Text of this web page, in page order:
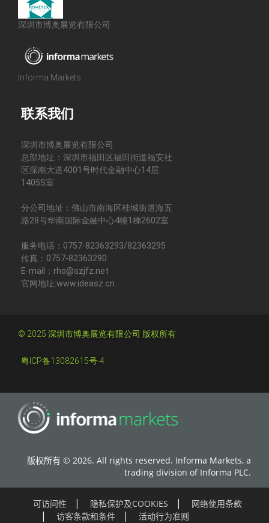
深圳市博奥展览有限公司
Informa Markets
联系我们
深圳市博奥展览有限公司
总部地址：深圳市福田区福田街道福安社
区深南大道4001号时代金融中心14层
1405S室
分公司地址：佛山市南海区桂城街道海五
路28号华南国际金融中心4幢1梯2602室
服务电话：0757-82363293/82363295
传真：0757-82363290
E-mail：rho@szjfz.net
官网地址:www.ideasz.cn
© 2025 深圳市博奥展览有限公司 版权所有
粤ICP备13082615号-4
版权所有 © 2026. All rights reserved. Informa Markets, a
trading division of Informa PLC.
可访问性 隐私保护及COOKIES
网络使用条款
访客条款和条件
活动行为准则